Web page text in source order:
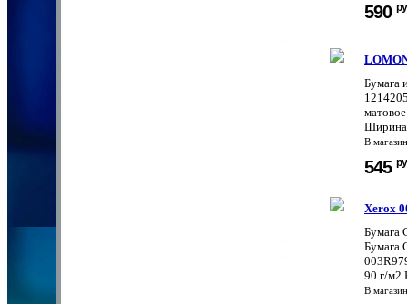
590
Бумага
Ширина
В
545
Xerox
Бумага
Бумага
90 г/м2
В